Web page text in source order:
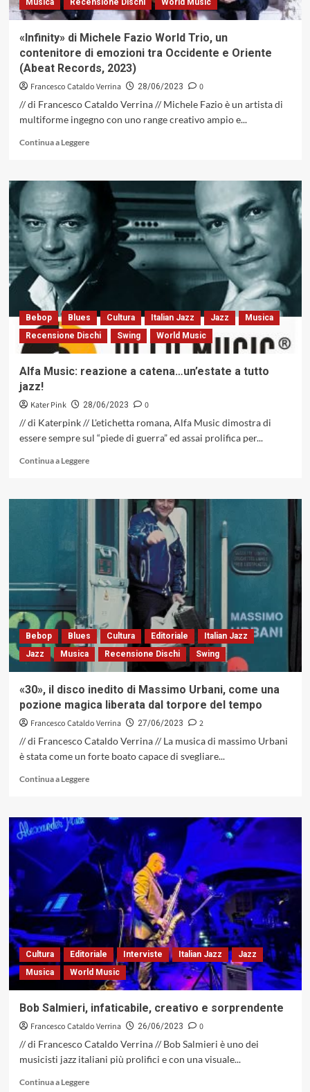
divini
(Dodicilune
Musica Recensione Dischi World Music
«Infinity» di Michele Fazio World Trio, un
contenitore di emozioni tra Occidente e Oriente
(Abeat Records, 2023)
Francesco Cataldo Verrina 28/06/2023
0
// di Francesco Cataldo Verrina // Michele Fazio è un artista di
multiforme ingegno con uno range creativo ampio e...
Continua a LeggereLeggi
su
«Infinity»
Michele
Fazio
World
Trio,
un
contenitore
emozioni
tra
Occidente
(Abeat
2023)
Bebop Blues Cultura Italian Jazz Jazz
Musica
Recensione Dischi
Swing World Music
Alfa Music: reazione a catena…un’estate a tutto
jazz!
Kater Pink 28/06/2023
0
// di Katerpink // L'etichetta romana, Alfa Music dimostra di
essere sempre sul “piede di guerra” ed assai prolifica per...
Continua a LeggereLeggi
su
catena…
un’estate
a
tutto
jazz!
Bebop Blues Cultura Editoriale
Italian Jazz
Jazz
Musica Recensione Dischi Swing
«30», il disco inedito di Massimo Urbani, come una
pozione magica liberata dal torpore del tempo
Francesco Cataldo Verrina 27/06/2023
2
// di Francesco Cataldo Verrina // La musica di massimo Urbani
è stata come un forte boato capace di svegliare...
Continua a LeggereLeggi
su
«30»,
il
disco
inedito
Massimo
Urbani,
come
una
pozione
magica
liberata
dal
del
tempo
Cultura Editoriale Interviste Italian Jazz
Jazz
Musica
World Music
Bob Salmieri, infaticabile, creativo e sorprendente
Francesco Cataldo Verrina 26/06/2023
0
// di Francesco Cataldo Verrina // Bob Salmieri è uno dei
musicisti jazz italiani più prolifici e con una visuale...
Continua a LeggereLeggi